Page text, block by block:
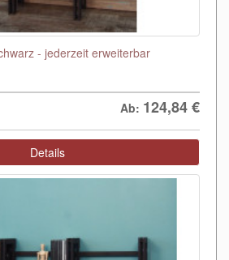
- jederzeit erweiterbar
Ab: 124,84€
Details